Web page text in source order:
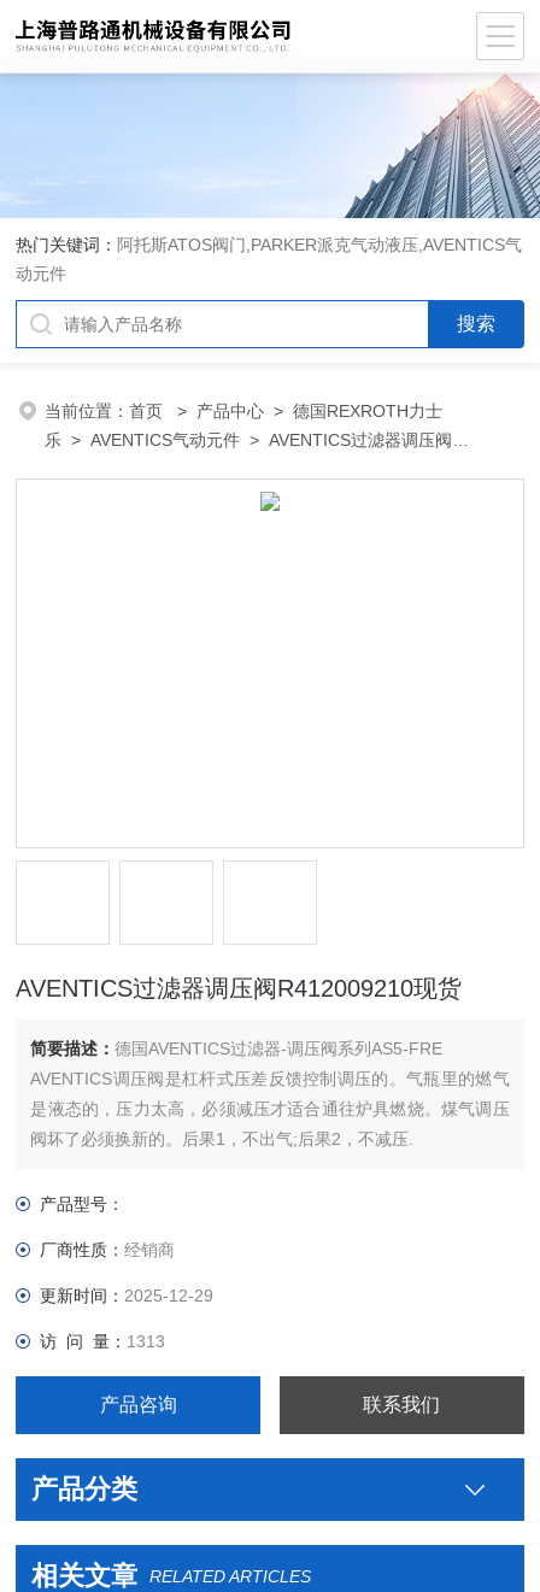
热门关键词： 阿托斯ATOS阀门,PARKER派克气动液压,AVENTICS气
动元件
当前位置：首页 > 产品中心 >德国REXROTH力士
乐 >AVENTICS气动元件 > AVENTICS过滤器调压阀
AVENTICS过滤器调压阀R412009210现货
简要描述：德国AVENTICS过滤器-调压阀系列AS5-FRE
AVENTICS调压阀是杠杆式压差反馈控制调压的。气瓶里的燃气
是液态的，压力太高，必须减压才适合通往炉具燃烧。煤气调压
阀坏了必须换新的。后果1，不出气;后果2，不减压.
产品型号：
厂商性质：经销商
更新时间： 2025-12-29
访 问 量： 1313
产品咨询 联系我们
产品分类
相关文章 RELATED ARTICLES